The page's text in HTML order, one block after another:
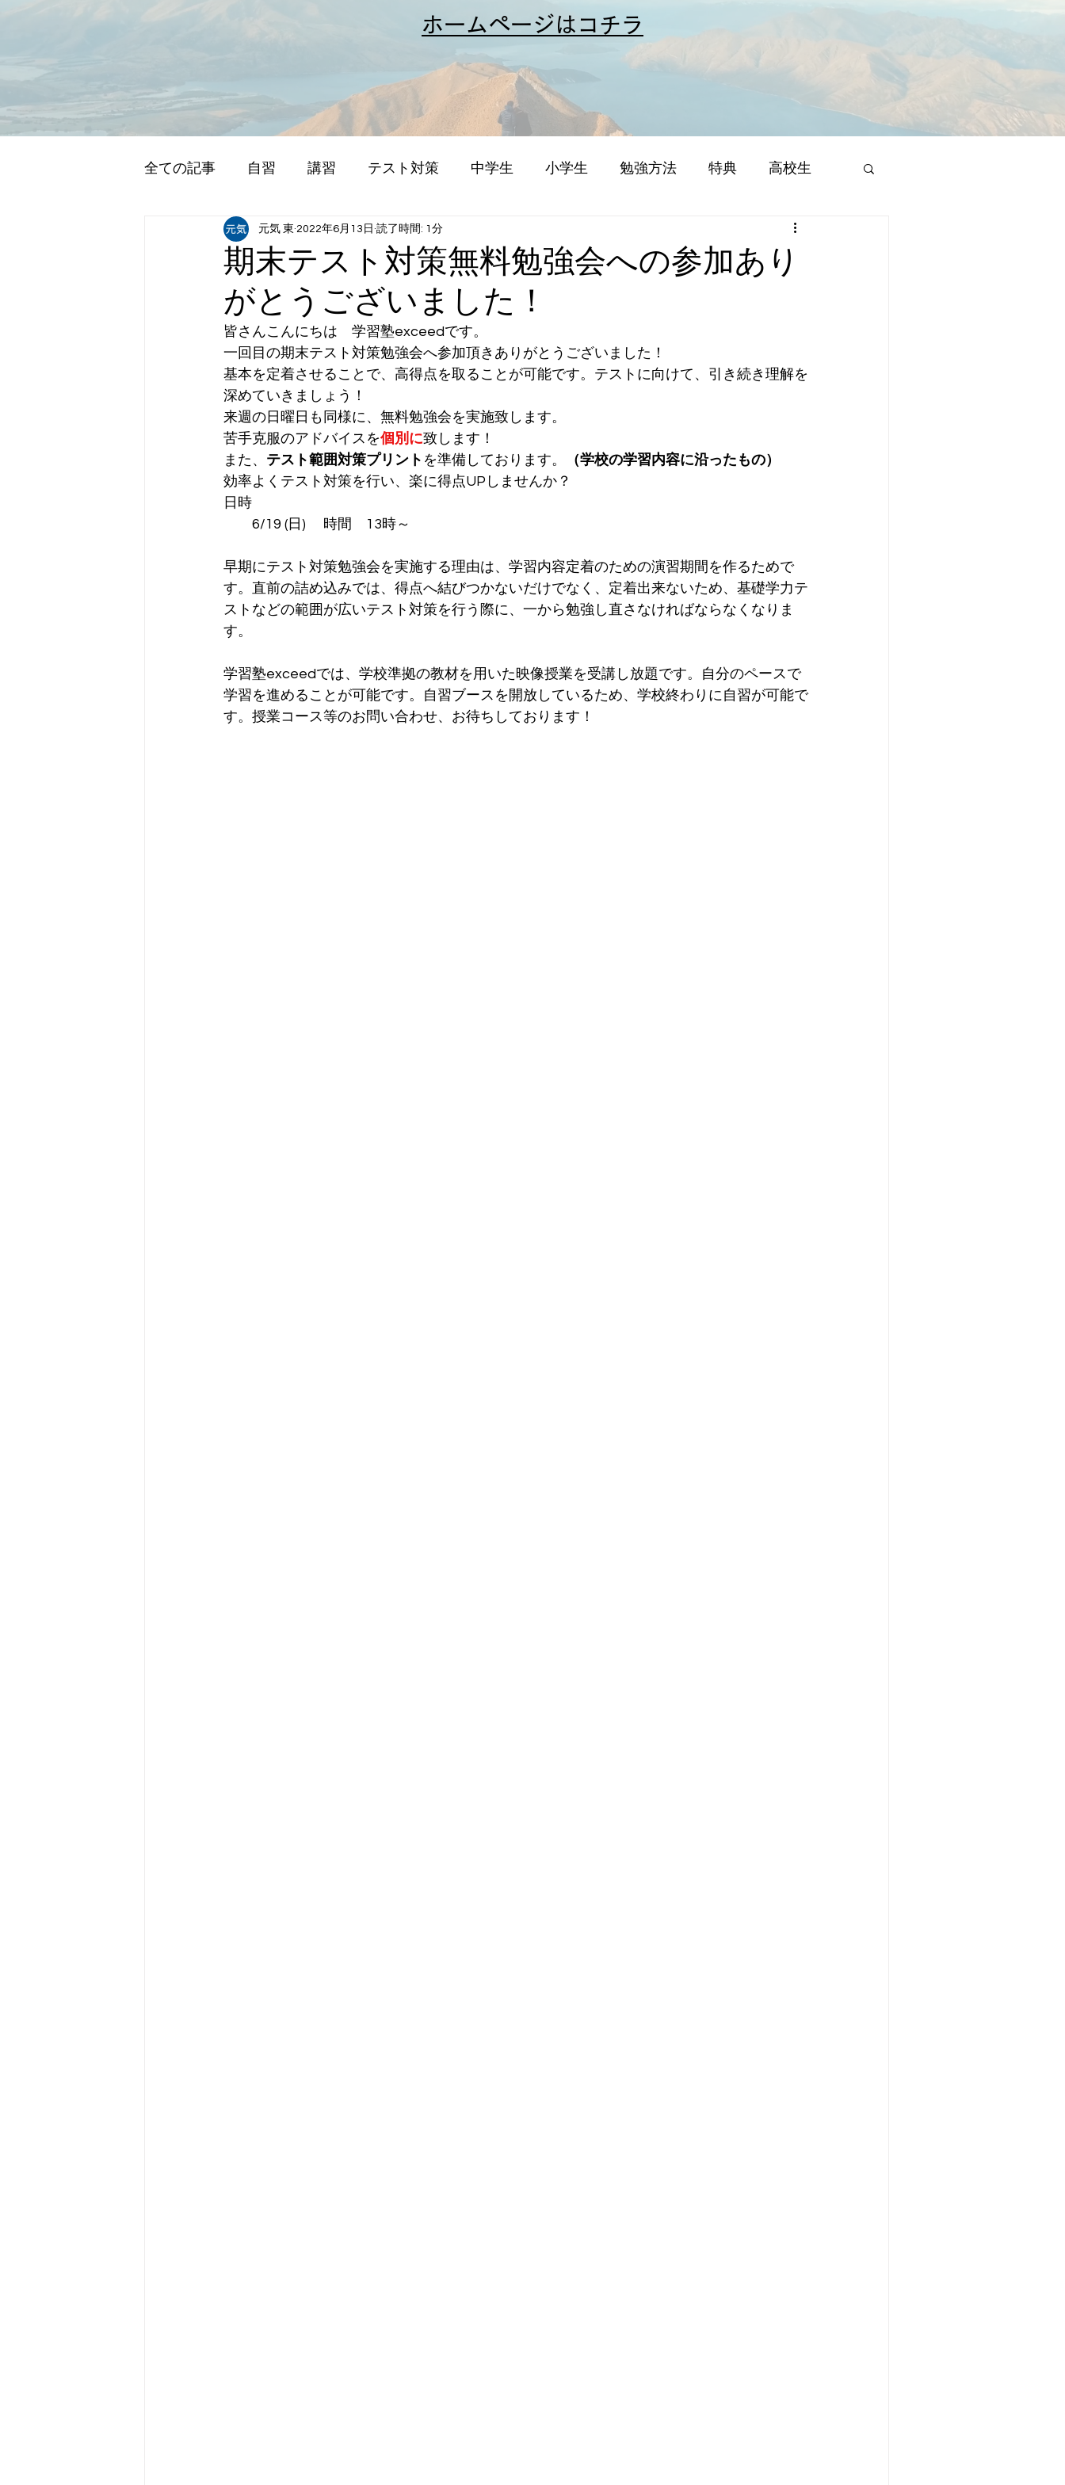
​ホームページはコチラ
全ての記事 自習 講習 テスト対策 中学生 小学生 勉強方法 特典 高校生
期末テスト対策無料勉強会への参加あり
がとうございました！
元気 東 2022年6月13日 読了時間: 1分
皆さんこんにちは　学習塾exceedです。
一回目の期末テスト対策勉強会へ参加頂きありがとうございました！
基本を定着させることで、高得点を取ることが可能です。テストに向けて、引き続き理解を
深めていきましょう！
来週の日曜日も同様に、無料勉強会を実施致します。
苦手克服のアドバイスを個別に致します！
また、 テスト範囲対策プリント を準備しております。
（学校の学習内容に沿ったもの）
効率よくテスト対策を行い、楽に得点UPしませんか？
日時
6/19 (日) 　時間　13時～
早期にテスト対策勉強会を実施する理由は、学習内容定着のための演習期間を作るためで
す。直前の詰め込みでは、得点へ結びつかないだけでなく、定着出来ないため、基礎学力テ
ストなどの範囲が広いテスト対策を行う際に、一から勉強し直さなければならなくなりま
す。
学習塾exceedでは、学校準拠の教材を用いた映像授業を受講し放題です。自分のペースで
学習を進めることが可能です。自習ブースを開放しているため、学校終わりに自習が可能で
す。授業コース等のお問い合わせ、お待ちしております！